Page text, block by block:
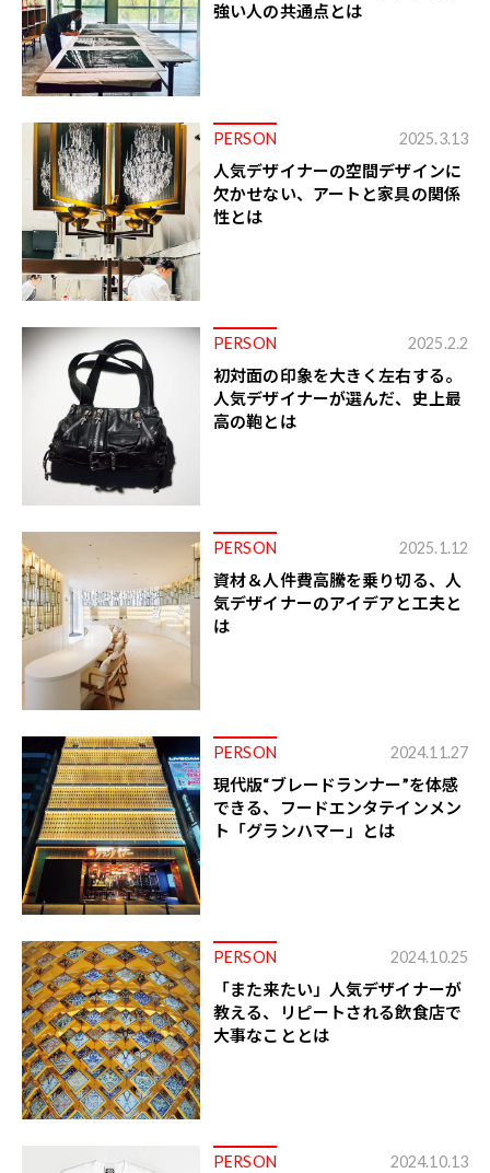
強い人の共通点とは
PERSON 2025.3.13
人気デザイナーの空間デザインに
欠かせない、アートと家具の関係
性とは
PERSON 2025.2.2
初対面の印象を大きく左右する。
人気デザイナーが選んだ、史上最
高の鞄とは
PERSON 2025.1.12
資材＆人件費高騰を乗り切る、人
気デザイナーのアイデアと工夫と
は
PERSON 2024.11.27
現代版“ブレードランナー”を体感
できる、フードエンタテインメン
ト「グランハマー」とは
PERSON 2024.10.25
「また来たい」人気デザイナーが
教える、リピートされる飲食店で
大事なこととは
PERSON 2024.10.13